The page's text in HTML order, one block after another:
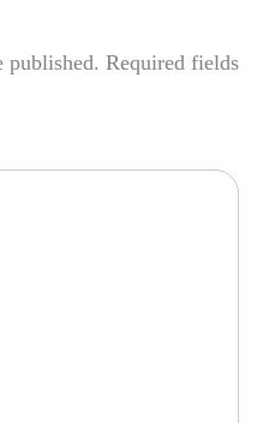
published. Required fields